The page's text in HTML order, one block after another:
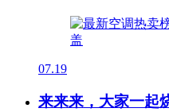
07.19
来来来，大家一起